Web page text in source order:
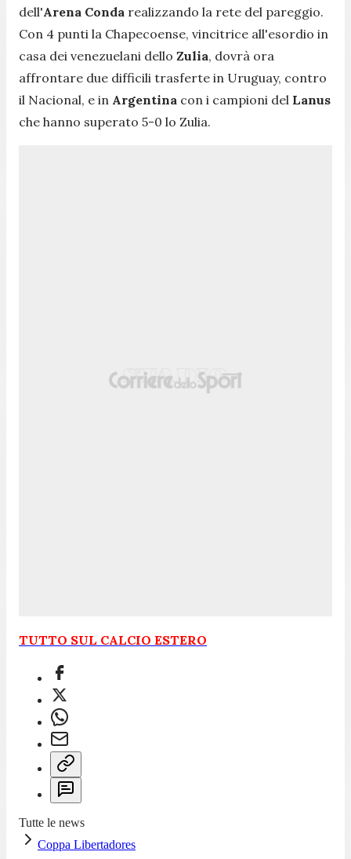
dell'Arena Conda realizzando la rete del pareggio.
Con 4 punti la Chapecoense, vincitrice all'esordio in
casa dei venezuelani dello Zulia, dovrà ora
affrontare due difficili trasferte in Uruguay, contro
il Nacional, e in Argentina con i campioni del Lanus
che hanno superato 5-0 lo Zulia.
TUTTO SUL CALCIO ESTERO
Tutte le news
Coppa Libertadores